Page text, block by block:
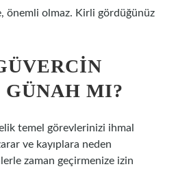
önemli olmaz. Kirli gördüğünüz
MI?
temel görevlerinizi ihmal
ve kayıplara neden
zaman geçirmenize izin